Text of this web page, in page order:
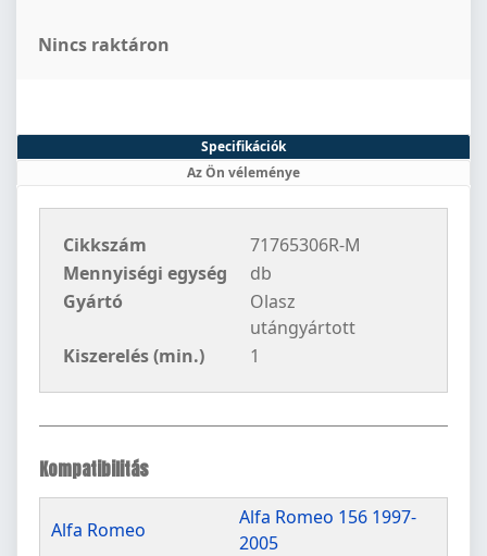
Nincs raktáron
Specifikációk
Az Ön véleménye
Cikkszám
71765306R-M
Mennyiségi egység
db
Gyártó
Olasz
utángyártott
Kiszerelés (min.)
1
Kompatibilitás
Alfa Romeo
Alfa Romeo 156 1997-
2005